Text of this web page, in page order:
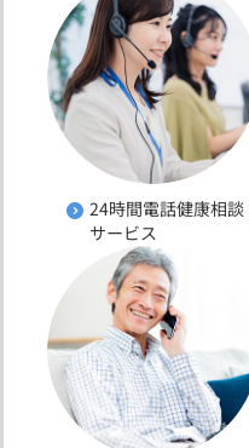
24時間電話健康相談
サービス